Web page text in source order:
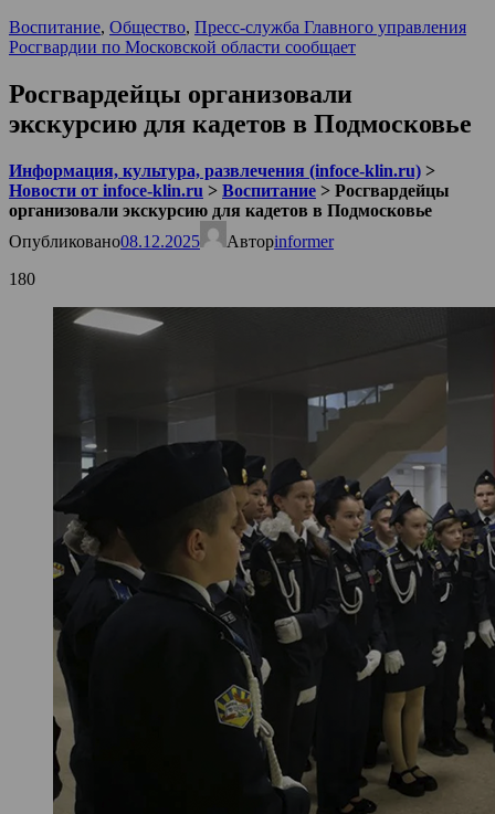
Воспитание, Общество, Пресс-служба Главного управления
Росгвардии по Московской области сообщает
Росгвардейцы организовали
экскурсию для кадетов в Подмосковье
Информация, культура, развлечения (infoce-klin.ru) >
Новости от infoce-klin.ru > Воспитание > Росгвардейцы
организовали экскурсию для кадетов в Подмосковье
Опубликовано08.12.2025 Авторinformer
180